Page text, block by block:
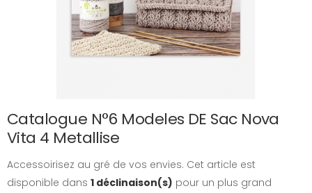
Catalogue N°6 Modeles DE Sac Nova
Vita 4 Metallise
Accessoirisez au gré de vos envies. Cet article est
disponible dans 1 déclinaison(s) pour un plus grand